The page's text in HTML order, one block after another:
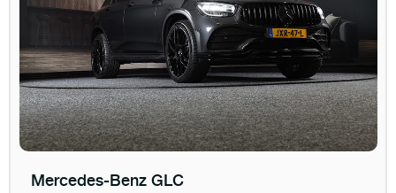
Mercedes-Benz GLC